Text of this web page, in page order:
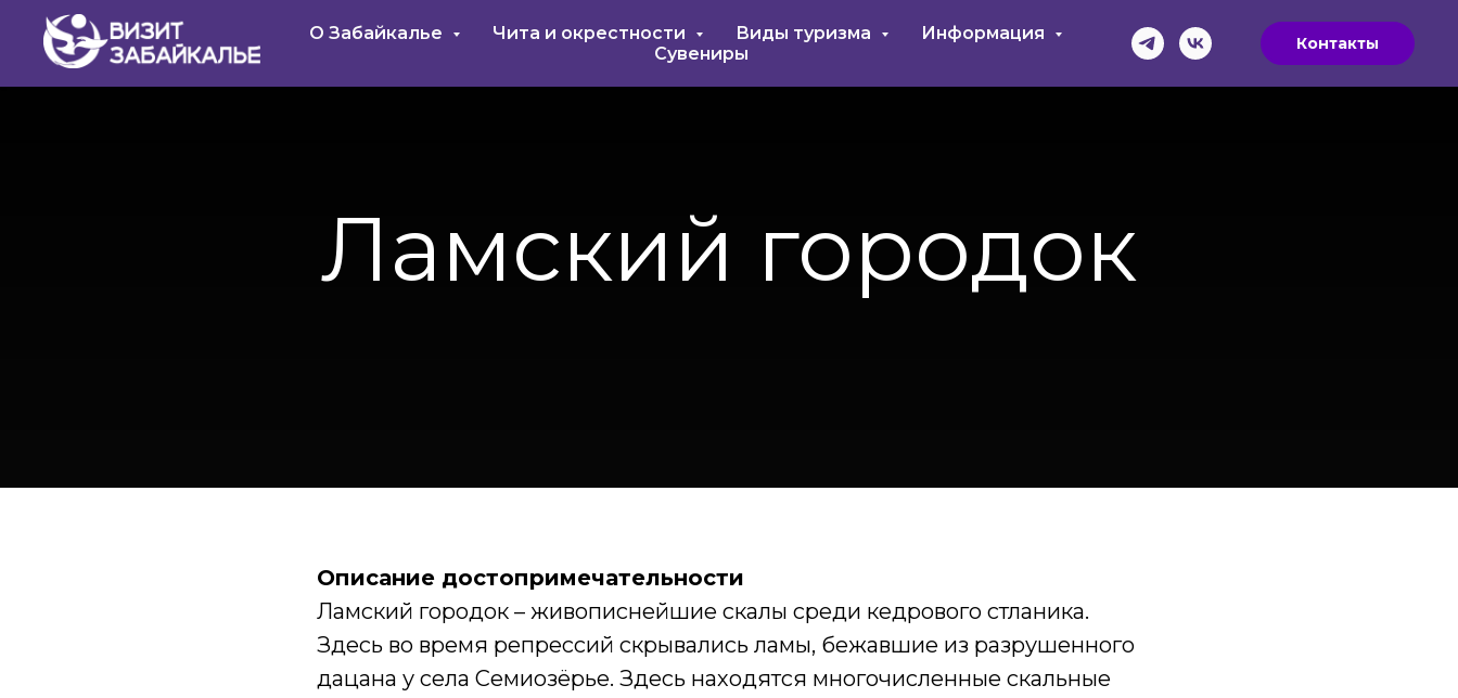
О Забайкалье Чита и окрестности Виды туризма
Информация
Сувениры
Контакты
Ламский городок
Описание достопримечательности
Ламский городок – живописнейшие скалы среди кедрового стланика.
Здесь во время репрессий скрывались ламы, бежавшие из разрушенного
дацана у села Семиозёрье. Здесь находятся многочисленные скальные